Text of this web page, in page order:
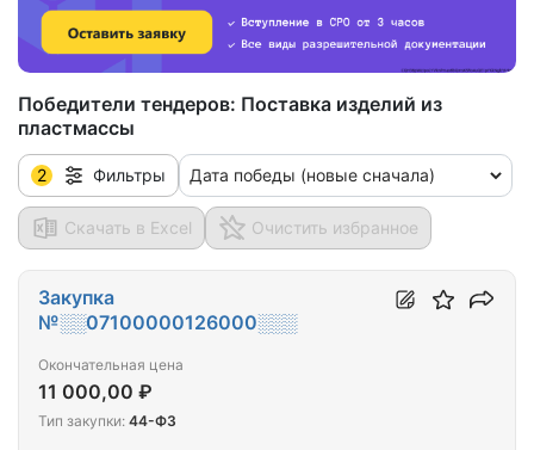
Победители тендеров: Поставка изделий из
пластмассы
2 Фильтры Дата победы (новые сначала)
Скачать в Excel Очистить избранное
Закупка
№░░07100000126000░░░
Окончательная цена
11 000,00 ₽
Тип закупки: 44-ФЗ